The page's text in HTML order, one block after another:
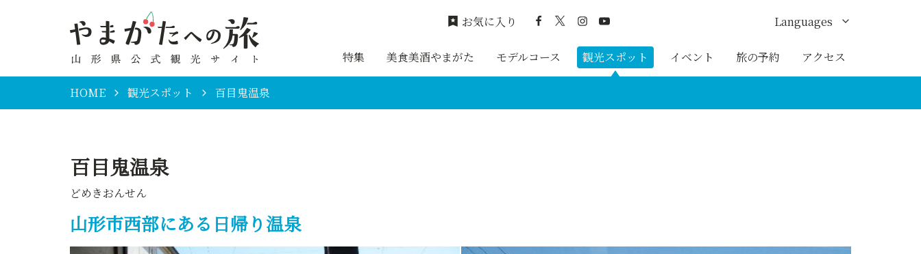
特集 美食美酒やまがた モデルコース 観光スポット イベント 旅の予約 アクセス
お気に入り Languages
English
HOME 観光スポット 百目鬼温泉
百目鬼温泉
どめきおんせん
山形市西部にある日帰り温泉